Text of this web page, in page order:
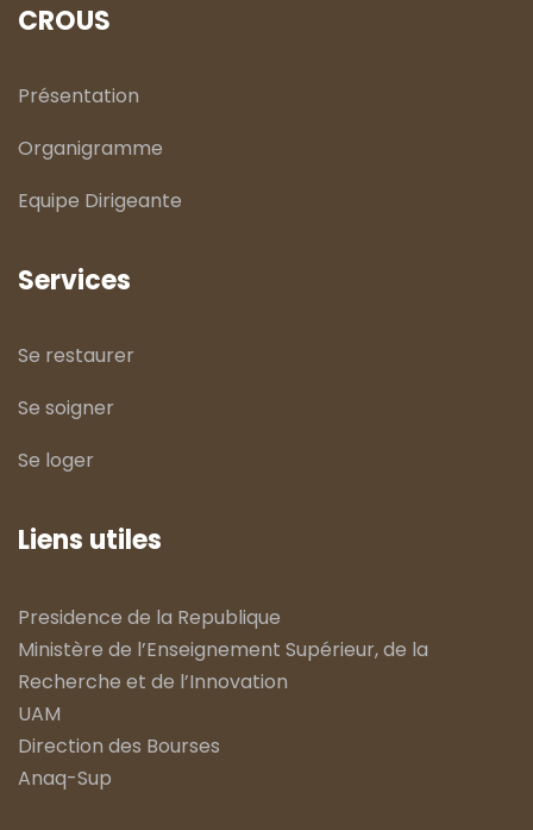
CROUS
Présentation
Organigramme
Equipe Dirigeante
Services
Se restaurer
Se soigner
Se loger
Liens utiles
Presidence de la Republique
Ministère de l’Enseignement Supérieur, de la
Recherche et de l’Innovation
UAM
Direction des Bourses
Anaq-Sup